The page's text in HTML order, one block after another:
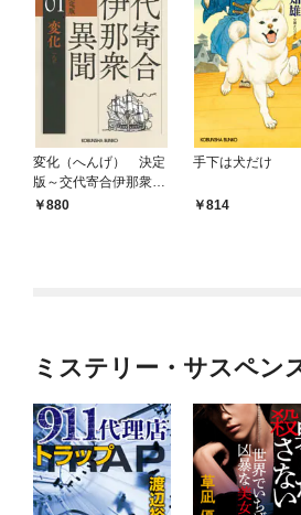
変化（へんげ） 決定
版～交代寄合伊那衆異
聞（1）～
880
手下は犬だけ
814
ミステリー・サスペン